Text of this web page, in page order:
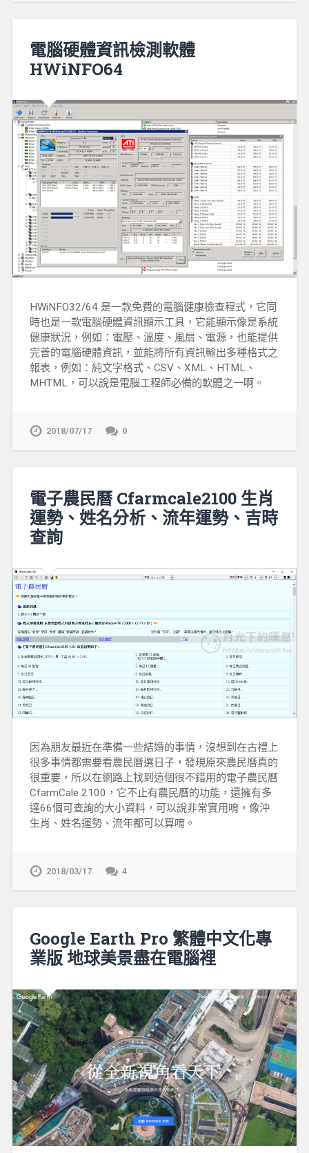
電腦硬體資訊檢測軟體
HWiNFO64
HWiNFO32/64 是一款免費的電腦健康檢查程式，它同
時也是一款電腦硬體資訊顯示工具，它能顯示像是系統
健康狀況，例如：電壓、溫度、風扇、電源，也能提供
完善的電腦硬體資訊，並能將所有資訊輸出多種格式之
報表，例如：純文字格式、CSV、XML、HTML、
MHTML，可以說是電腦工程師必備的軟體之一啊。
2018/07/17 0
電子農民曆 Cfarmcale2100 生肖
運勢、姓名分析、流年運勢、吉時
查詢
因為朋友最近在準備一些結婚的事情，沒想到在古禮上
很多事情都需要看農民曆選日子，發現原來農民曆真的
很重要，所以在網路上找到這個很不錯用的電子農民曆
CfarmCale 2100，它不止有農民曆的功能，還擁有多
達66個可查詢的大小資料，可以說非常實用唷，像沖
生肖、姓名運勢、流年都可以算唷。
2018/03/17 4
Google Earth Pro 繁體中文化專
業版 地球美景盡在電腦裡